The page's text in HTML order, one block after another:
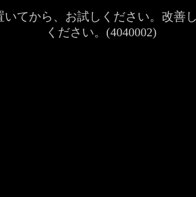
てから、お試しください。改善
ください。(4040002)